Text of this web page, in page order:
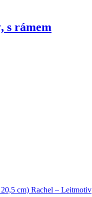
s rámem